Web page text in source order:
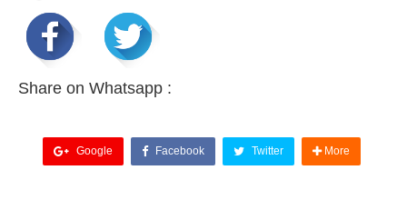
Share on Whatsapp :
Google Facebook Twitter More